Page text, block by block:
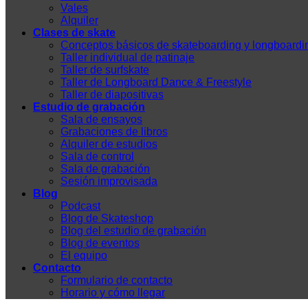
Vales
Alquiler
Clases de skate
Conceptos básicos de skateboarding y
Taller individual de patinaje
Taller de surfskate
Taller de Longboard Dance & Freestyle
Taller de diapositivas
Estudio de grabación
Sala de ensayos
Grabaciones de libros
Alquiler de estudios
Sala de control
Sala de grabación
Sesión improvisada
Blog
Podcast
Blog de Skateshop
Blog del estudio de grabación
Blog de eventos
El equipo
Contacto
Formulario de contacto
Horario y cómo llegar